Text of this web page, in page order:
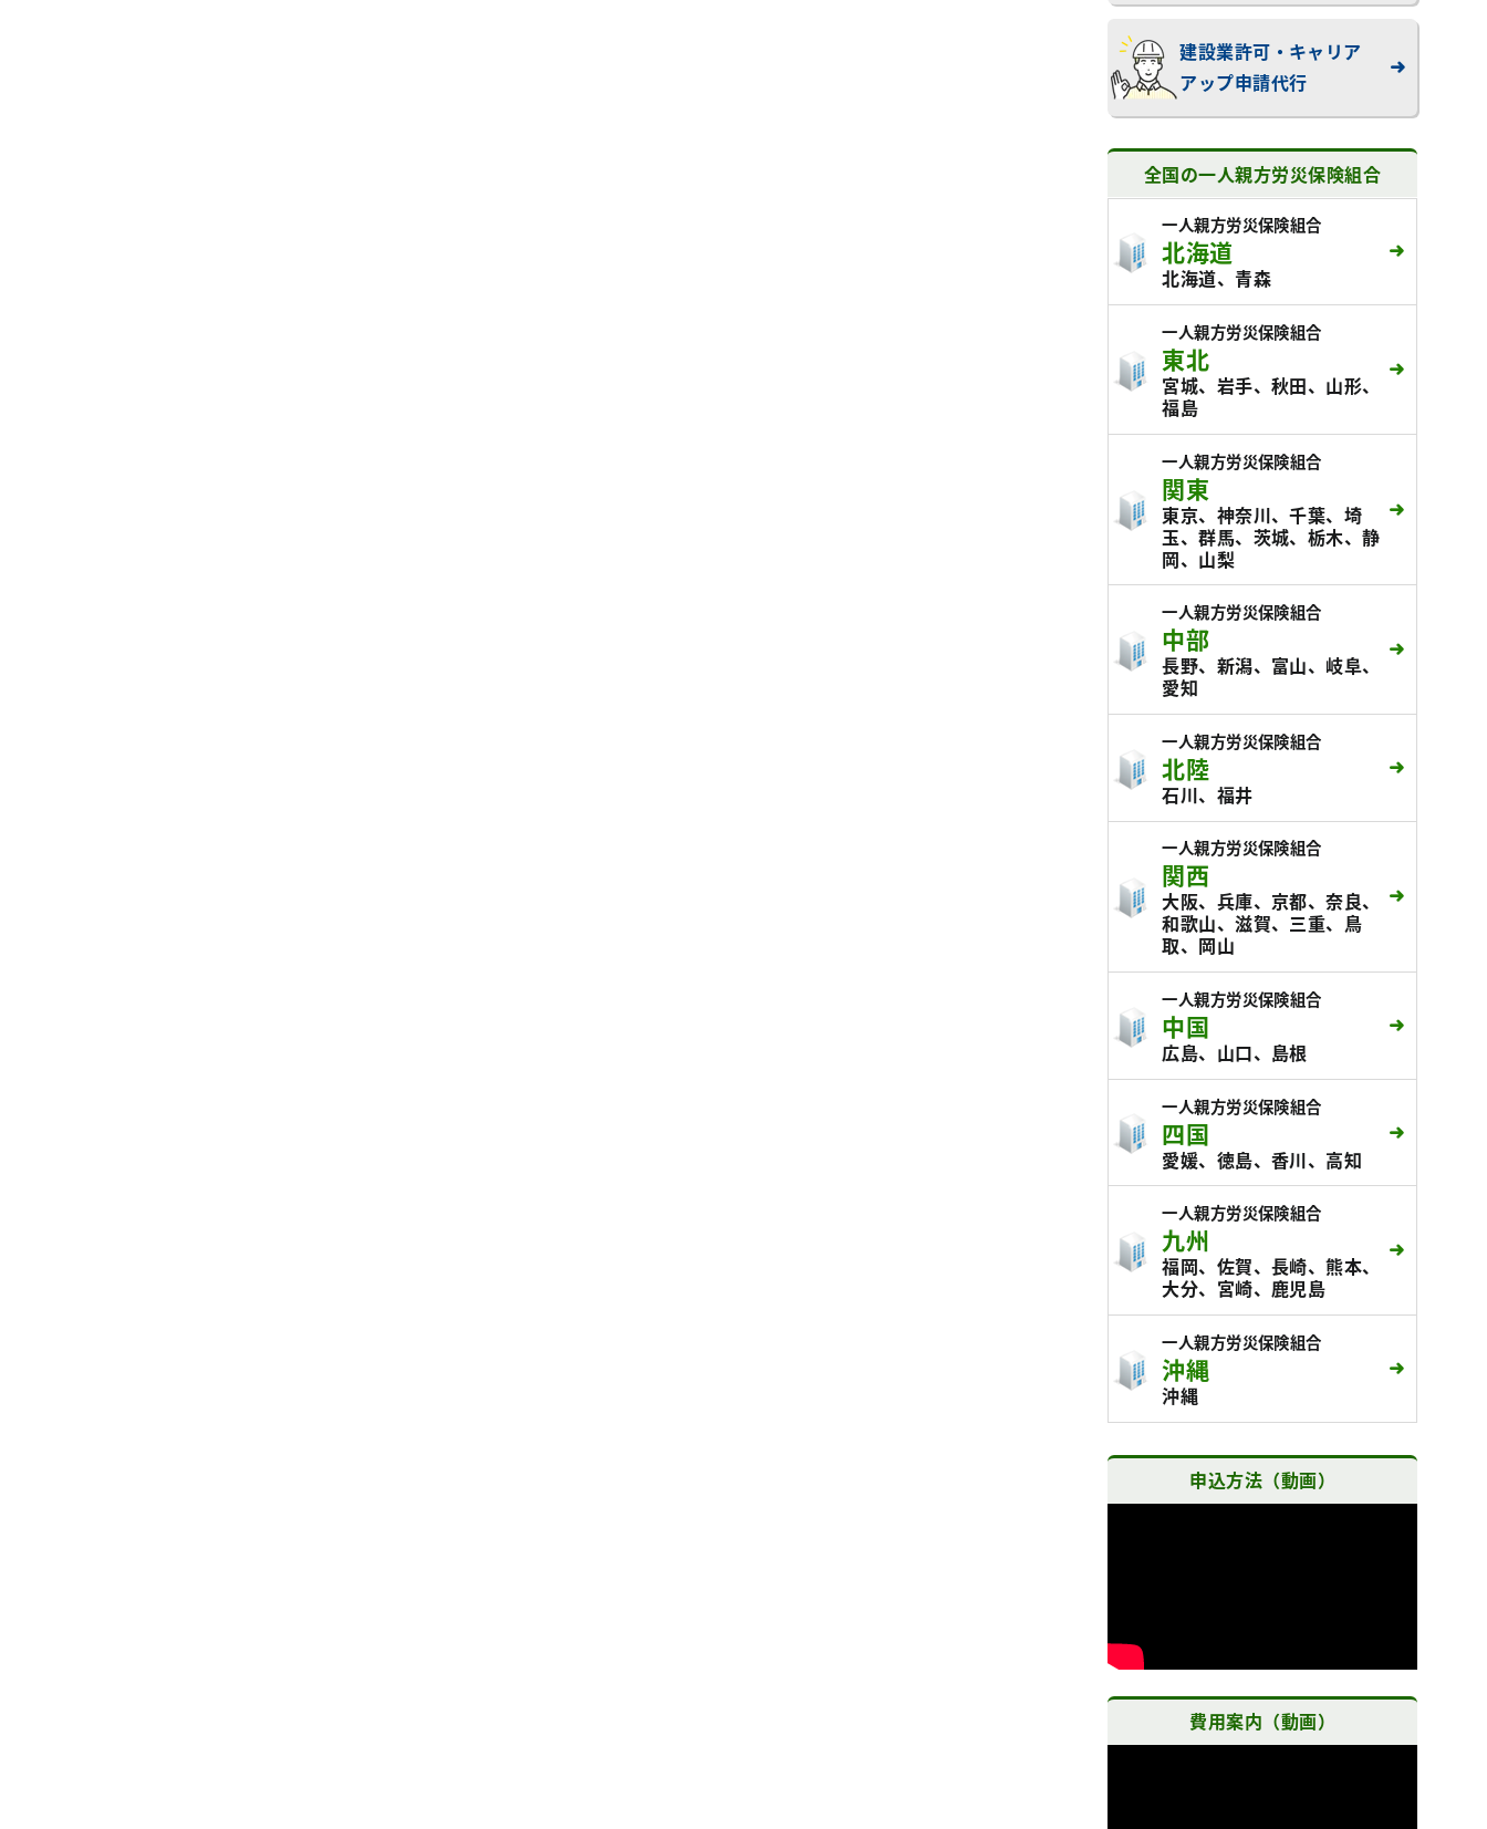
建設業許可・キャリア
アップ申請代行
全国の一人親方労災保険組合
一人親方労災保険組合
北海道
北海道、青森
一人親方労災保険組合
東北
宮城、岩手、秋田、山形、
福島
一人親方労災保険組合
関東
東京、神奈川、千葉、埼
玉、群馬、茨城、栃木、静
岡、山梨
一人親方労災保険組合
中部
長野、新潟、富山、岐阜、
愛知
一人親方労災保険組合
北陸
石川、福井
一人親方労災保険組合
関西
大阪、兵庫、京都、奈良、
和歌山、滋賀、三重、鳥
取、岡山
一人親方労災保険組合
中国
広島、山口、島根
一人親方労災保険組合
四国
愛媛、徳島、香川、高知
一人親方労災保険組合
九州
福岡、佐賀、長崎、熊本、
大分、宮崎、鹿児島
一人親方労災保険組合
沖縄
沖縄
申込方法（動画）
費用案内（動画）